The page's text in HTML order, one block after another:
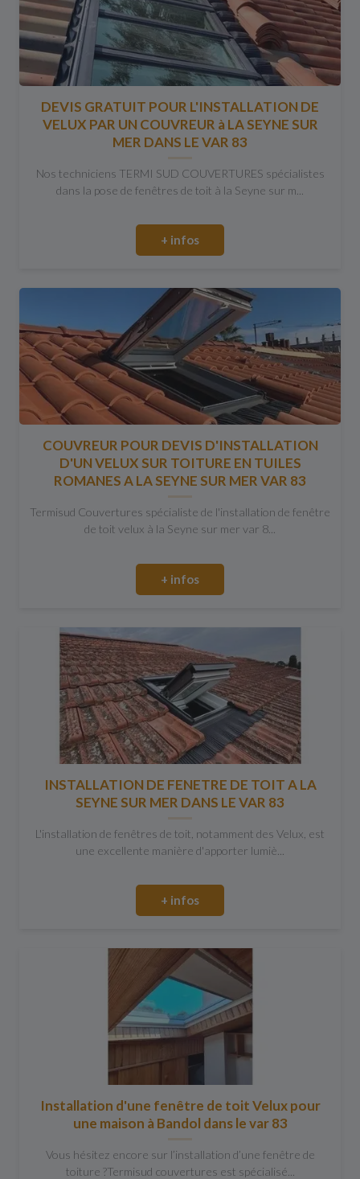
DEVIS GRATUIT POUR L'INSTALLATION DE
VELUX PAR UN COUVREUR à LA SEYNE SUR
MER DANS LE VAR 83
Nos techniciens TERMI SUD COUVERTURES spécialistes
dans la pose de fenêtres de toit à la Seyne sur m...
+ infos
COUVREUR POUR DEVIS D'INSTALLATION
D'UN VELUX SUR TOITURE EN TUILES
ROMANES A LA SEYNE SUR MER VAR 83
Termisud Couvertures spécialiste de l'installation de fenêtre
de toit velux à la Seyne sur mer var 8...
+ infos
INSTALLATION DE FENETRE DE TOIT A LA
SEYNE SUR MER DANS LE VAR 83
L'installation de fenêtres de toit, notamment des Velux, est
une excellente manière d'apporter lumiè...
+ infos
Installation d'une fenêtre de toit Velux pour
une maison à Bandol dans le var 83
Vous hésitez encore sur l’installation d’une fenêtre de
toiture ?Termisud couvertures est spécialisé...